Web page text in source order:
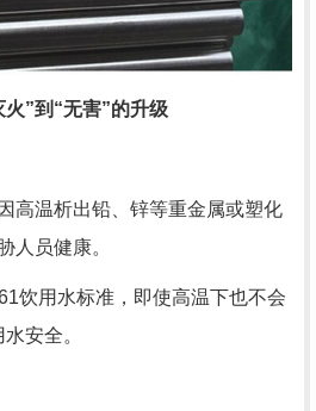
”到“无害”的升级
高温析出铅、锌等重金属或塑化
人员健康。
饮用水标准，即使高温下也不会
安全。